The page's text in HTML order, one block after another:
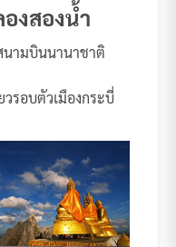
งสองน้ำ
ามบินนานาชาติ
รอบตัวเมืองกระบี่